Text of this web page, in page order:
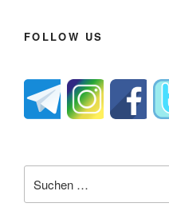
FOLLOW US
nach: